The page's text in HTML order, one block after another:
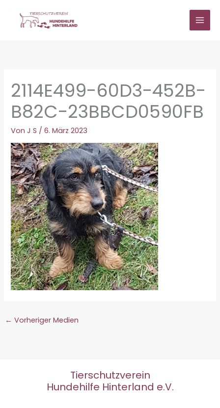
springen
2114E499-60D3-452B-
B82C-23BBCD0590FB
VonJ S /6. März 2023
← Vorheriger Medien
Tierschutzverein
Hundehilfe Hinterland e.V.